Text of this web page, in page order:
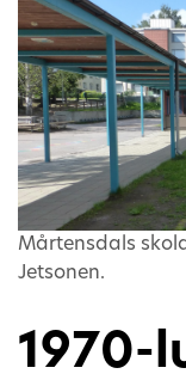
Mårtensdals
Jetsonen.
1970-